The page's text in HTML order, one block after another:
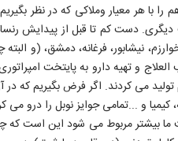
را با هر معیار وملاکی که در نظر
دست کم تا قبل از پیدایش
نیشابور، فرغانه، دمشق، (و
و تهیه دارو به پایتخت
تولید می کردند. اگر فرض بگیریم
و ...تمامی جوایز نوبل را درو
ما بیشتر مربوط می شود این است